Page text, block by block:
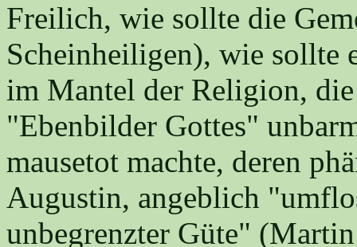
Freilich, wie sollte die
Scheinheiligen), wie sollte
im Mantel der Religion,
"Ebenbilder Gottes"
mausetot machte, deren
Augustin, angeblich
unbegrenzter Güte"